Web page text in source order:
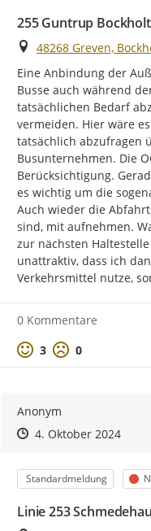
255 Guntrup
Ort
48268 Greven,
Eine Anbindung der
Busse auch während
tatsächlichen Bedarf
vermeiden. Hier wäre
tatsächlich abzufragen
Busunternehmen. Die
Berücksichtigung.
es wichtig um die
Auch wieder die
sind, mit aufnehmen.
zur nächsten
unattraktiv, dass ich
Verkehrsmittel nutze,
0 Kommentare
Positive Bewertung
3 Negative
0
Anonym
Zeitpunkt des
Zeitpunkt des
4. Oktober 2024Zur
Kategorie
Standardmeldung
Linie 253